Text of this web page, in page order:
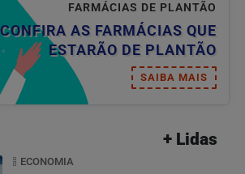
FARMÁCIAS DE PLANTÃO
CONFIRA AS FARMÁCIAS QUE
ESTARÃO DE PLANTÃO
SAIBA MAIS
+ Lidas
ECONOMIA